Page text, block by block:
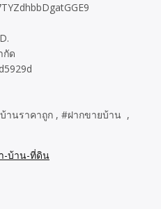
กัด
านราคาถูก , #ฝากขายบ้าน ,
-บ้าน-ที่ดิน